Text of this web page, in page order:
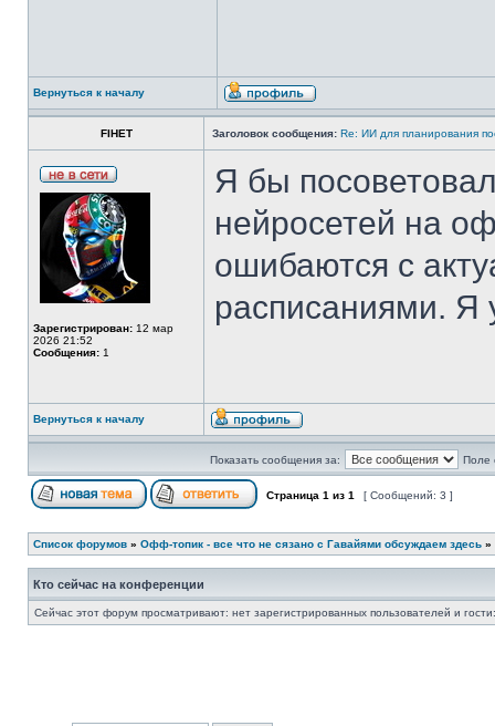
Вернуться к началу
FIHET Заголовок сообщения: Re: ИИ для планирования
Зарегистрирован: 12 мар
2026 21:52
Сообщения: 1
Я бы
нейросетей на
ошибаются с
расписаниями. Я
Вернуться к началу
Показать сообщения за: Поле
Страница 1 из 1 [ Сообщений: 3 ]
Список форумов » Офф-топик - все что не сязано с Гавайями обсуждаем здесь »
Кто сейчас на конференции
Сейчас этот форум просматривают: нет зарегистрированных пользователей и